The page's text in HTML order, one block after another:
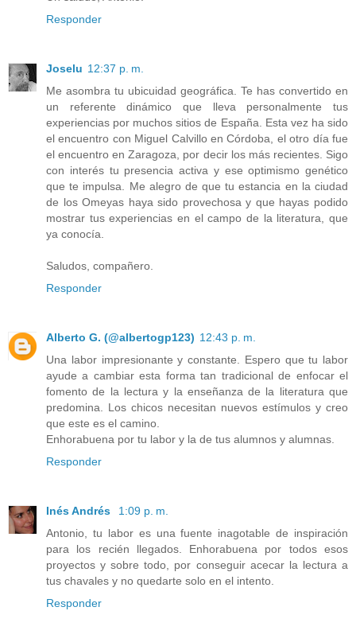
Responder
Joselu 12:37 p. m.
Me asombra tu ubicuidad geográfica. Te has convertido en
un referente dinámico que lleva personalmente tus
experiencias por muchos sitios de España. Esta vez ha sido
el encuentro con Miguel Calvillo en Córdoba, el otro día fue
el encuentro en Zaragoza, por decir los más recientes. Sigo
con interés tu presencia activa y ese optimismo genético
que te impulsa. Me alegro de que tu estancia en la ciudad
de los Omeyas haya sido provechosa y que hayas podido
mostrar tus experiencias en el campo de la literatura, que
ya conocía.
Saludos, compañero.
Responder
Alberto G. (@albertogp123) 12:43 p. m.
Una labor impresionante y constante. Espero que tu labor
ayude a cambiar esta forma tan tradicional de enfocar el
fomento de la lectura y la enseñanza de la literatura que
predomina. Los chicos necesitan nuevos estímulos y creo
que este es el camino.
Enhorabuena por tu labor y la de tus alumnos y alumnas.
Responder
Inés Andrés
1:09 p. m.
Antonio, tu labor es una fuente inagotable de inspiración
para los recién llegados. Enhorabuena por todos esos
proyectos y sobre todo, por conseguir acecar la lectura a
tus chavales y no quedarte solo en el intento.
Responder